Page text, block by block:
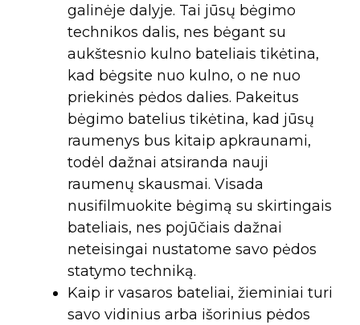
galinėje dalyje. Tai jūsų bėgimo
technikos dalis, nes bėgant su
aukštesnio kulno bateliais tikėtina,
kad bėgsite nuo kulno, o ne nuo
priekinės pėdos dalies. Pakeitus
bėgimo batelius tikėtina, kad jūsų
raumenys bus kitaip apkraunami,
todėl dažnai atsiranda nauji
raumenų skausmai. Visada
nusifilmuokite bėgimą su skirtingais
bateliais, nes pojūčiais dažnai
neteisingai nustatome savo pėdos
statymo techniką.
Kaip ir vasaros bateliai, žieminiai turi
savo vidinius arba išorinius pėdos